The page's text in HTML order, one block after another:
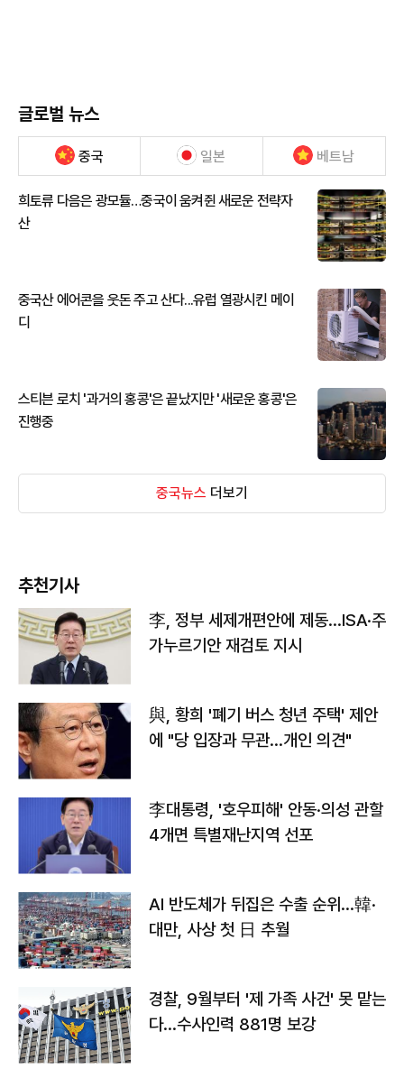
글로벌 뉴스
중국 일본 베트남
희토류 다음은 광모듈…중국이 움켜쥔 새로운 전략자
산
중국산 에어콘을 웃돈 주고 산다...유럽 열광시킨 메이
디
스티븐 로치 '과거의 홍콩'은 끝났지만 '새로운 홍콩'은
진행중
중국뉴스 더보기
추천기사
李, 정부 세제개편안에 제동…ISA·주
가누르기안 재검토 지시
與, 황희 '폐기 버스 청년 주택' 제안
에 "당 입장과 무관…개인 의견"
李대통령, '호우피해' 안동·의성 관할
4개면 특별재난지역 선포
AI 반도체가 뒤집은 수출 순위…韓·
대만, 사상 첫 日 추월
경찰, 9월부터 '제 가족 사건' 못 맡는
다…수사인력 881명 보강